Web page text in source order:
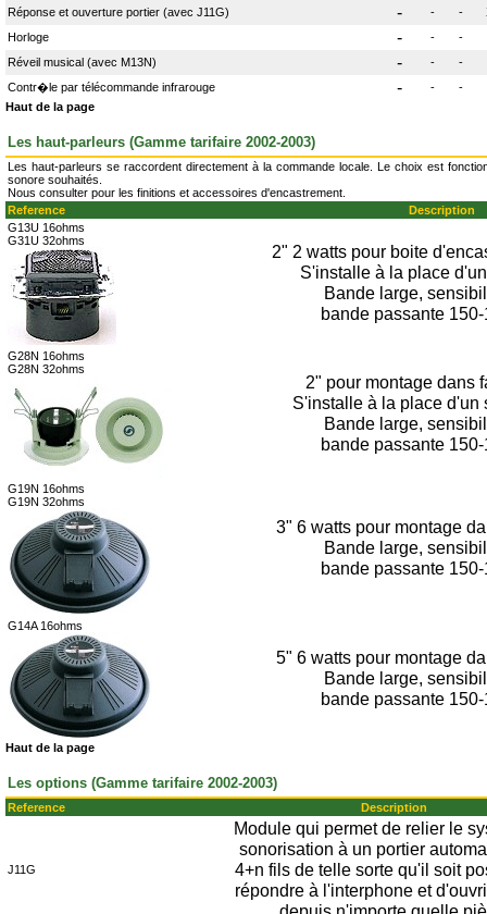
Réponse et ouverture portier (avec J11G)
- - -
Horloge
- -
-
Réveil musical (avec M13N)
- -
-
Contr�le par télécommande infrarouge
- -
-
Haut de la page
Les haut-parleurs (Gamme tarifaire 2002-2003)
Les haut-parleurs se raccordent directement à la commande locale. Le choix est
sonore souhaités.
Nous consulter pour les finitions et accessoires d'encastrement.
Reference
Description
G13U 16ohms
G31U 32ohms
2" 2 watts pour boite
S'installe à la place
Bande large,
bande passante
G28N 16ohms
G28N 32ohms
2" pour montage dans
S'installe à la place d'un
Bande large,
bande passante
G19N 16ohms
G19N 32ohms
3" 6 watts pour montage
Bande large,
bande passante
G14A 16ohms
5" 6 watts pour montage
Bande large,
bande passante
Haut de la page
Les options (Gamme tarifaire 2002-2003)
Reference Description
J11G
Module qui permet de relier le
sonorisation à un portier
4+n fils de telle sorte qu'il soit
répondre à l'interphone et